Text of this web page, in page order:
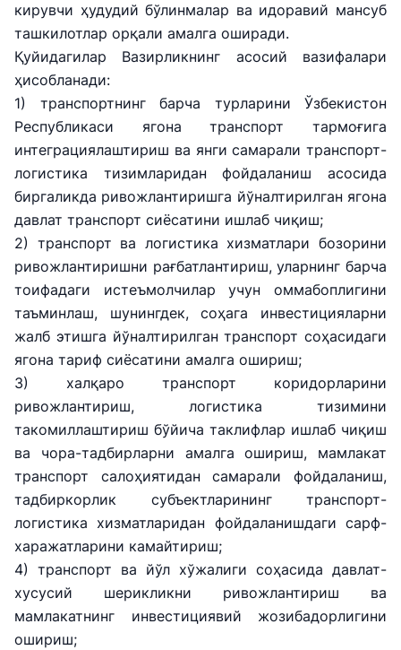
кирувчи ҳудудий бўлинмалар ва идоравий мансуб
ташкилотлар орқали амалга оширади.
Қуйидагилар Вазирликнинг асосий вазифалари
ҳисобланади:
1) транспортнинг барча турларини Ўзбекистон
Республикаси ягона транспорт тармоғига
интеграциялаштириш ва янги самарали транспорт-
логистика тизимларидан фойдаланиш асосида
биргаликда ривожлантиришга йўналтирилган ягона
давлат транспорт сиёсатини ишлаб чиқиш;
2) транспорт ва логистика хизматлари бозорини
ривожлантиришни рағбатлантириш, уларнинг барча
тоифадаги истеъмолчилар учун оммабоплигини
таъминлаш, шунингдек, соҳага инвестицияларни
жалб этишга йўналтирилган транспорт соҳасидаги
ягона тариф сиёсатини амалга ошириш;
3) халқаро транспорт коридорларини
ривожлантириш, логистика тизимини
такомиллаштириш бўйича таклифлар ишлаб чиқиш
ва чора-тадбирларни амалга ошириш, мамлакат
транспорт салоҳиятидан самарали фойдаланиш,
тадбиркорлик субъектларининг транспорт-
логистика хизматларидан фойдаланишдаги сарф-
харажатларини камайтириш;
4) транспорт ва йўл хўжалиги соҳасида давлат-
хусусий шерикликни ривожлантириш ва
мамлакатнинг инвестициявий жозибадорлигини
ошириш;